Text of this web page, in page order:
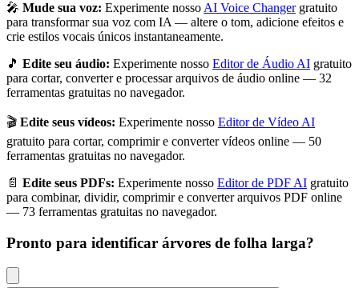
🎤 Mude sua voz: Experimente nosso AI Voice Changer gratuito
para transformar sua voz com IA — altere o tom, adicione efeitos e
crie estilos vocais únicos instantaneamente.
🎵 Edite seu áudio: Experimente nosso Editor de Áudio AI gratuito
para cortar, converter e processar arquivos de áudio online — 32
ferramentas gratuitas no navegador.
🎬 Edite seus vídeos: Experimente nosso Editor de Vídeo AI
gratuito para cortar, comprimir e converter vídeos online — 50
ferramentas gratuitas no navegador.
📄 Edite seus PDFs: Experimente nosso Editor de PDF AI gratuito
para combinar, dividir, comprimir e converter arquivos PDF online
— 73 ferramentas gratuitas no navegador.
Pronto para identificar árvores de folha larga?